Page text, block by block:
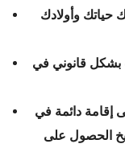
حياتك وأولادك
قانوني في
إقامة دائمة في
سنوات من تاريخ الحصول على